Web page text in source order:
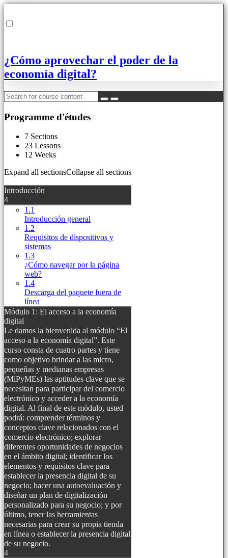
¿Cómo aprovechar el poder de la
economía digital?
Programme d'études
7 Sections
23 Lessons
12 Weeks
Expand all sectionsCollapse all sections
Introducción
4
1.1
Introducción general
1.2
Requisitos de dispositivos y
sistemas
1.3
¿Cómo navegar por la página
web?
1.4
Descarga del paquete fuera de
línea
Módulo 1: El acceso a la economía
digital
Le damos la bienvenida al módulo “El
acceso a la economía digital”. Este
curso consta de cuatro partes y tiene
como objetivo brindar a las micro,
pequeñas y medianas empresas
(MiPyMEs) las aptitudes clave que se
necesitan para participar del comercio
electrónico y acceder a la economía
digital. Al final de este módulo, usted
podrá: comprender términos y
conceptos clave relacionados con el
comercio electrónico; explorar
diferentes oportunidades de negocios
en el ámbito digital; identificar los
elementos y requisitos clave para
establecer la presencia digital de su
negocio; hacer una autoevaluación y
diseñar un plan de digitalización
personalizado para su negocio; y por
último, tener las herramientas
necesarias para crear su propia tienda
en línea o establecer la presencia digital
de su negocio.
4